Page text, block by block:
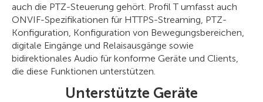
auch die PTZ-Steuerung gehört. Profil T umfasst auch
ONVIF-Spezifikationen für HTTPS-Streaming, PTZ-
Konfiguration, Konfiguration von Bewegungsbereichen,
digitale Eingänge und Relaisausgänge sowie
bidirektionales Audio für konforme Geräte und Clients,
die diese Funktionen unterstützen.
Unterstützte Geräte